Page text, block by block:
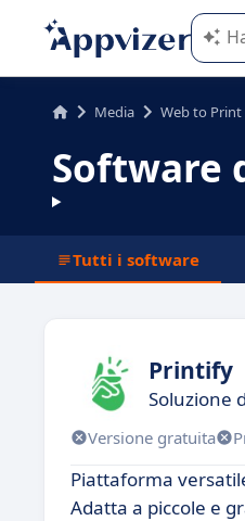
Media Web to Print
Software
Tutti i software
Printify
Soluzione
Versione gratuita
Piattaforma
Adatta a piccole e